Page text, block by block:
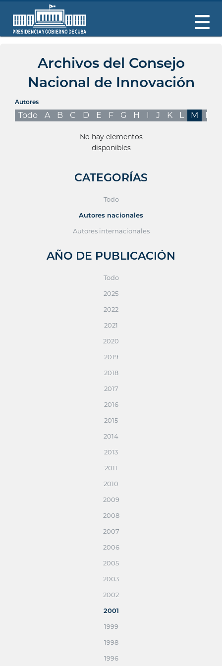
Archivos del Consejo
Nacional de Innovación
Autores
Todo A B C D E F G H I J K L M N
No hay elementos
disponibles
CATEGORÍAS
Todo
Autores nacionales
Autores internacionales
AÑO DE PUBLICACIÓN
Todo
2025
2022
2021
2020
2019
2018
2017
2016
2015
2014
2013
2011
2010
2009
2008
2007
2006
2005
2003
2002
2001
1999
1998
1996